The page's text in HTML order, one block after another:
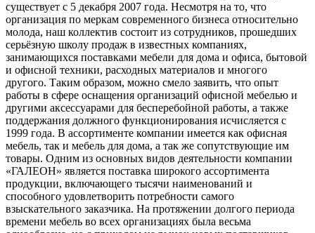
существует с 5 декабря 2007 года. Несмотря на то, что
организация по меркам современного бизнеса относительно
молода, наш коллектив состоит из сотрудников, прошедших
серьёзную школу продаж в известных компаниях,
занимающихся поставками мебели для дома и офиса, бытовой
и офисной техники, расходных материалов и многого
другого. Таким образом, можно смело заявить, что опыт
работы в сфере оснащения организаций офисной мебелью и
другими аксессуарами для бесперебойной работы, а также
поддержания должного функционирования исчисляется с
1999 года. В ассортименте компании имеется как офисная
мебель, так и мебель для дома, а так же сопутствующие им
товары. Одним из основных видов деятельности компании
«ГАЛЕОН» является поставка широкого ассортимента
продукции, включающего тысячи наименований и
способного удовлетворить потребности самого
взыскательного заказчика. На протяжении долгого периода
времени мебель во всех организациях была весьма